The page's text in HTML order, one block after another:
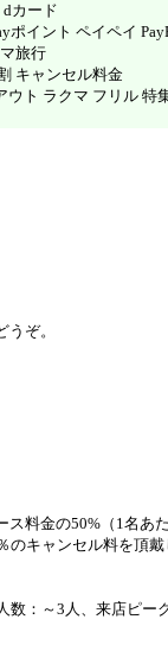
カード
ポイント ペイペイ
旅行
キャンセル料金
ウト ラクマ フリル 特
ぞ。
ス料金の50%（1名あ
のキャンセル料を頂
数：～3人、来店ピー